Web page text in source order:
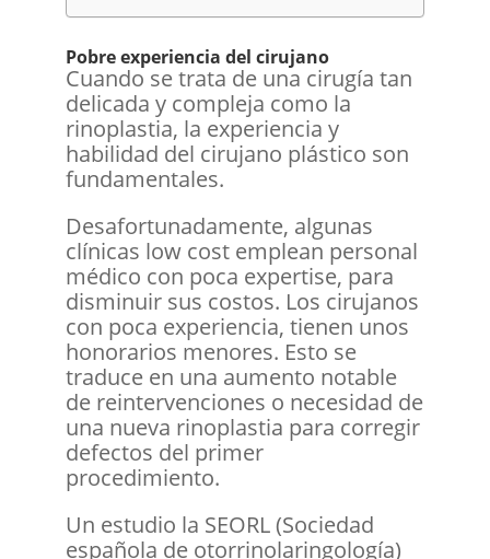
Pobre experiencia del cirujano
Cuando se trata de una cirugía tan
delicada y compleja como la
rinoplastia, la experiencia y
habilidad del cirujano plástico son
fundamentales.
Desafortunadamente, algunas
clínicas low cost emplean personal
médico con poca expertise, para
disminuir sus costos. Los cirujanos
con poca experiencia, tienen unos
honorarios menores. Esto se
traduce en una aumento notable
de reintervenciones o necesidad de
una nueva rinoplastia para corregir
defectos del primer
procedimiento.
Un estudio la SEORL (Sociedad
española de otorrinolaringología)